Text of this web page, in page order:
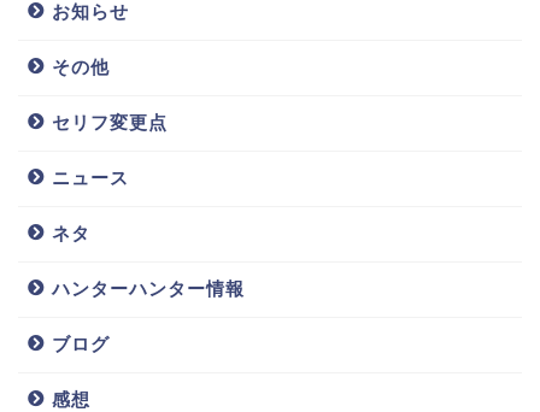
お知らせ
その他
セリフ変更点
ニュース
ネタ
ハンターハンター情報
ブログ
感想